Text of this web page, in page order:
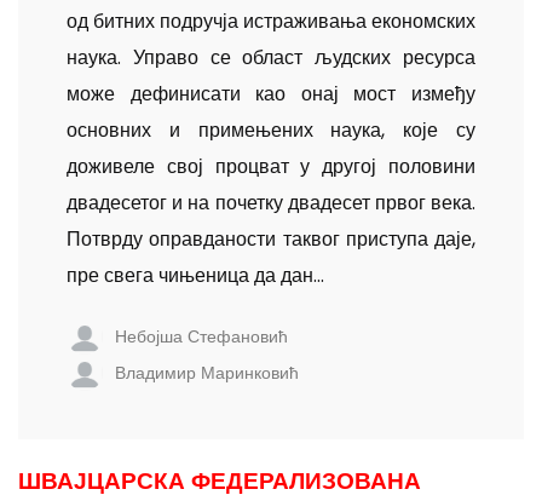
од битних подручја истраживања економских
наука. Управо се област људских ресур­са
може дефинисати као онај мост између
основних и примењених наука, које су
доживеле свој процват у другој половини
двадесетог и на почетку двадесет првог века.
Потврду оправданости таквог приступа даје,
пре свега чињеница да дан...
Небојша Стефановић
Владимир Маринковић
ШВАЈЦАРСКА ФЕДЕРАЛИЗОВАНА